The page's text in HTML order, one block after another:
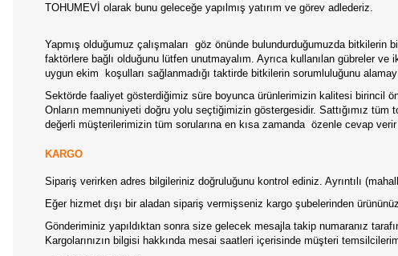
TOHUMEVİ olarak bunu geleceğe yapılmış yatırım ve görev adlederiz.
Yapmış olduğumuz çalışmaları göz önünde bulundurduğumuzda bitkilerin
faktörlere bağlı olduğunu lütfen unutmayalım. Ayrıca kullanılan gübreler
uygun ekim
koşulları sağlanmadığı taktirde bitkilerin sorumluluğunu
Sektörde faaliyet gösterdiğimiz süre boyunca ürünlerimizin kalitesi birincil
Onların memnuniyeti doğru yolu seçtiğimizin göstergesidir. Sattığımız
değerli müşterilerimizin tüm sorularına en kısa zamanda özenle cevap
KARGO
Sipariş verirken adres bilgileriniz doğruluğunu kontrol ediniz. Ayrıntılı
Eğer hizmet dışı bir aladan sipariş vermişseniz kargo şubelerinden
Gönderiminiz yapıldıktan sonra size gelecek mesajla takip numaranız
Kargolarınızın bilgisi hakkında mesai saatleri içerisinde müşteri